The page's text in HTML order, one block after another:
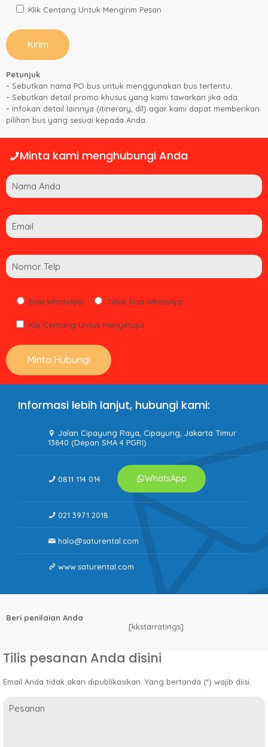
Klik Centang Untuk Mengirim Pesan
Petunjuk
- Sebutkan nama PO bus untuk menggunakan bus tertentu.
- Sebutkan detail promo khusus yang kami tawarkan jika ada.
- Infokan detail lainnya (itinerary, dll) agar kami dapat memberikan
pilihan bus yang sesuai kepada Anda.
‏‏‎Minta kami menghubungi Anda
Bisa WhatsApp Tidak bisa WhatsApp
Klik Centang Untuk Menyetujui
Informasi lebih lanjut, hubungi kami:
Jalan Cipayung Raya, Cipayung, Jakarta Timur
13840 (Depan SMA 4 PGRI)
0811 114 014 WhatsApp
021 3971 2018
halo@saturental.com
www.saturental.com
Beri penilaian Anda
[kkstarratings]
Tilis pesanan Anda disini
Email Anda tidak akan dipublikasikan. Yang bertanda (*) wajib diisi.